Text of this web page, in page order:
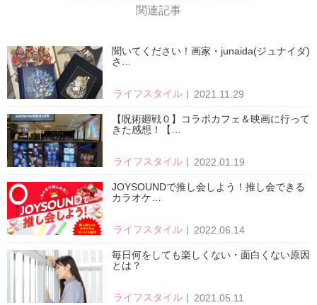
関連記事
聞いてください！画家・junaida(ジュナイダ)
さ…
ライフスタイル 2021.11.29
【呪術廻戦０】コラボカフェ＆映画に行って
きた感想！【…
ライフスタイル 2022.01.19
JOYSOUNDで推し会しよう！推し会できる
カラオケ…
ライフスタイル 2022.06.14
毎日何をしても楽しくない・面白くない原因
とは？
ライフスタイル 2021.05.11